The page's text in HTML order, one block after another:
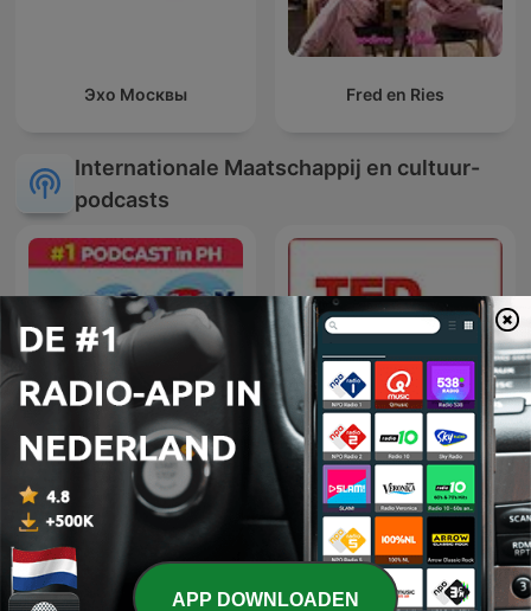
Эхо Москвы Fred en Ries
Internationale Maatschappij en cultuur-
podcasts
Barangay Love Stories TED Talks Daily
APP DOWNLOADEN